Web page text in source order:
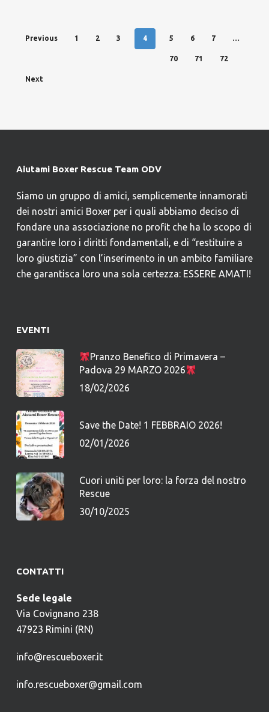
Previous 1 2 3 4 5 6 7 …
70 71 72
Next
Aiutami Boxer Rescue Team ODV
Siamo un gruppo di amici, semplicemente innamorati
dei nostri amici Boxer per i quali abbiamo deciso di
fondare una associazione no profit che ha lo scopo di
garantire loro i diritti fondamentali, e di “restituire a
loro giustizia” con l’inserimento in un ambito familiare
che garantisca loro una sola certezza: ESSERE AMATI!
EVENTI
Pranzo Benefico di Primavera –
Padova 29 MARZO 2026
18/02/2026
Save the Date! 1 FEBBRAIO 2026!
02/01/2026
Cuori uniti per loro: la forza del nostro
Rescue
30/10/2025
CONTATTI
Sede legale
Via Covignano 238
47923 Rimini (RN)
info@rescueboxer.it
info.rescueboxer@gmail.com